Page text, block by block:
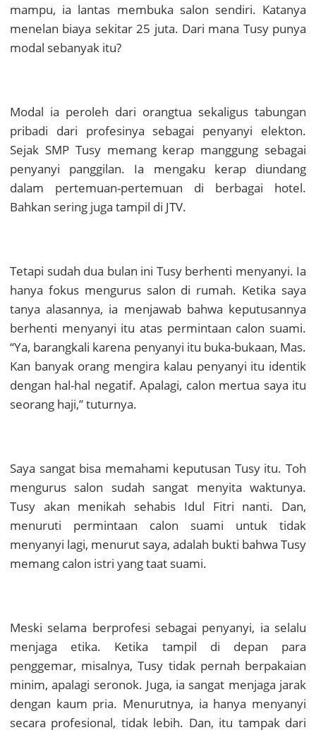
mampu, ia lantas membuka salon sendiri. Katanya
menelan biaya sekitar 25 juta. Dari mana Tusy punya
modal sebanyak itu?
Modal ia peroleh dari orangtua sekaligus tabungan
pribadi dari profesinya sebagai penyanyi elekton.
Sejak SMP Tusy memang kerap manggung sebagai
penyanyi panggilan. Ia mengaku kerap diundang
dalam pertemuan-pertemuan di berbagai hotel.
Bahkan sering juga tampil di JTV.
Tetapi sudah dua bulan ini Tusy berhenti menyanyi. Ia
hanya fokus mengurus salon di rumah. Ketika saya
tanya alasannya, ia menjawab bahwa keputusannya
berhenti menyanyi itu atas permintaan calon suami.
“Ya, barangkali karena penyanyi itu buka-bukaan, Mas.
Kan banyak orang mengira kalau penyanyi itu identik
dengan hal-hal negatif. Apalagi, calon mertua saya itu
seorang haji,” tuturnya.
Saya sangat bisa memahami keputusan Tusy itu. Toh
mengurus salon sudah sangat menyita waktunya.
Tusy akan menikah sehabis Idul Fitri nanti. Dan,
menuruti permintaan calon suami untuk tidak
menyanyi lagi, menurut saya, adalah bukti bahwa Tusy
memang calon istri yang taat suami.
Meski selama berprofesi sebagai penyanyi, ia selalu
menjaga etika. Ketika tampil di depan para
penggemar, misalnya, Tusy tidak pernah berpakaian
minim, apalagi seronok. Juga, ia sangat menjaga jarak
dengan kaum pria. Menurutnya, ia hanya menyanyi
secara profesional, tidak lebih. Dan, itu tampak dari